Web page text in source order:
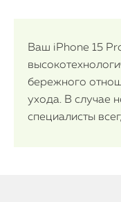
Ваш iPhone 15
бережного
ухода. В случае
специалисты